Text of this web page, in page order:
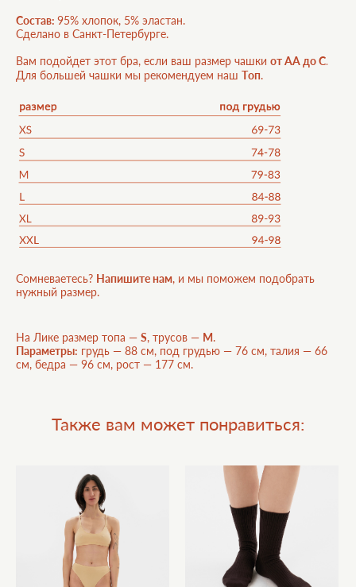
Состав: 95% хлопок, 5% эластан.
Сделано в Санкт-Петербурге.
Вам подойдет этот бра, если ваш размер чашки от АА до С.
Для большей чашки мы рекомендуем наш Tоп.
Сомневаетесь? Напишите нам, и мы поможем подобрать
нужный размер.
На Лике размер топа — S, трусов — M.
Параметры: грудь — 88 см, под грудью — 76 см, талия — 66
см, бедра — 96 см, рост — 177 см.
Также вам может понравиться: